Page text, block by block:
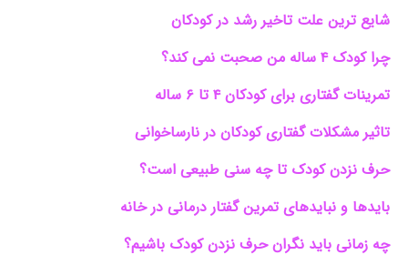
شایع ترین علت تاخیر رشد در کودکان
چرا کودک ۴ ساله من صحبت نمی کند؟
تمرینات گفتاری برای کودکان ۴ تا ۶ ساله
تاثیر مشکلات گفتاری کودکان در نارساخوانی
حرف نزدن کودک تا چه سنی طبیعی است؟
بایدها و نبایدهای تمرین گفتار درمانی در خانه
چه زمانی باید نگران حرف نزدن کودک باشیم؟